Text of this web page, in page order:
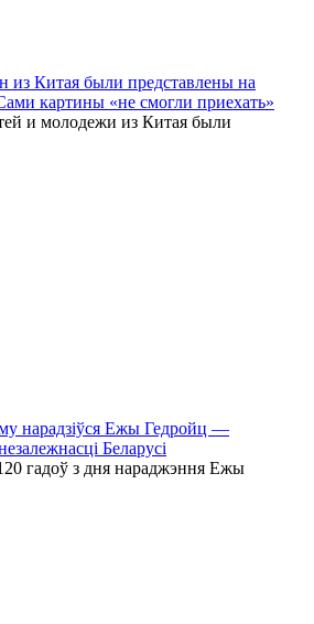
из Китая были представлены на
картины «не смогли приехать»
и молодежи из Китая были
нарадзіўся Ежы Гедройц —
Беларусі
гадоў з дня нараджэння Ежы